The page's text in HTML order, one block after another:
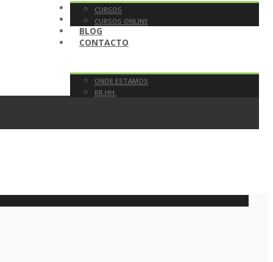
CURSOS
CURSOS ONLINE
TENDA
EN DIRECTO
BLOG
CONTACTO
ONDE ESTAMOS
RR.HH.